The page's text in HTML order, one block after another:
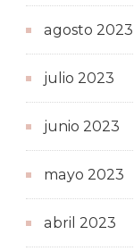
agosto 2023
julio 2023
junio 2023
mayo 2023
abril 2023